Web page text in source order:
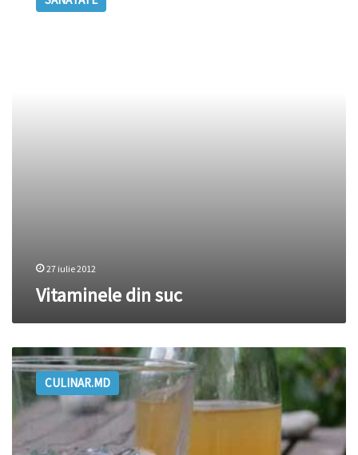
27 iulie 2012
Vitaminele din suc
Suc
de
soc
CULINAR.MD